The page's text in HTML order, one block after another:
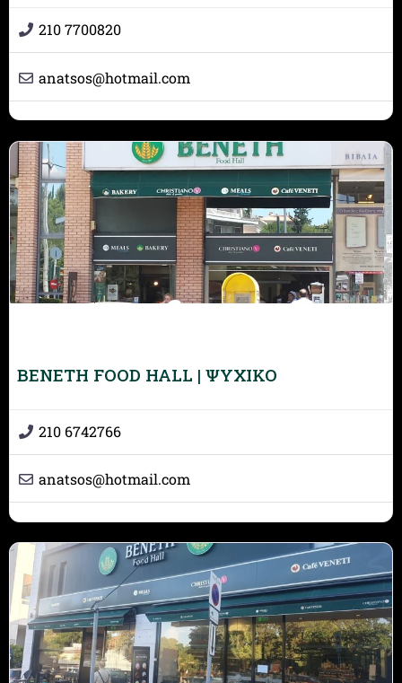
210 7700820
anatsos@hotmail.com
BENETH FOOD HALL | ΨΥΧΙΚΟ
210 6742766
anatsos@hotmail.com